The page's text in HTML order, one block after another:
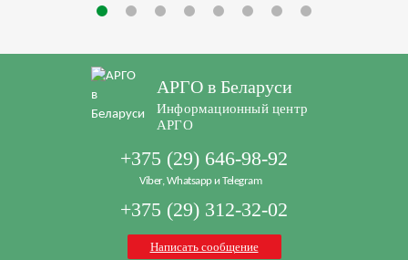
АРГО в Беларуси
Информационный центр
АРГО
+375 (29) 646-98-92
Viber, Whatsapp и Telegram
+375 (29) 312-32-02
Написать сообщение